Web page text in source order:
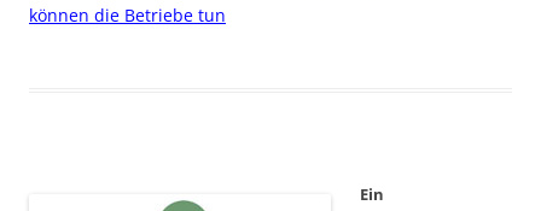
können die Betriebe tun
Ein